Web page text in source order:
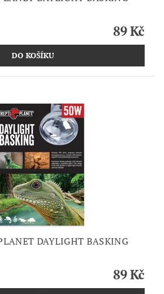
89 Kč
DAYLIGHT BASKING
89 Kč